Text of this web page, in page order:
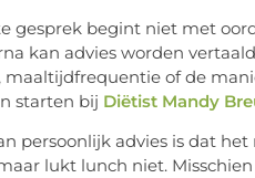
gesprek begint niet met
kan advies worden
maaltijdfrequentie of de
starten bij Diëtist Mandy
persoonlijk advies is dat
lukt lunch niet.